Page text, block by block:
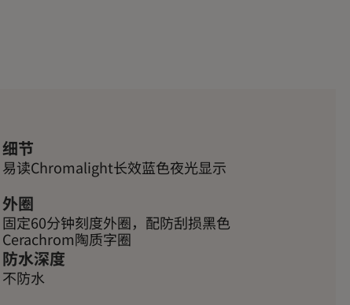
细节
易读Chromalight长效蓝色夜光显示
外圈
固定60分钟刻度外圈，配防刮损黑色
Cerachrom陶质字圈
防水深度
不防水